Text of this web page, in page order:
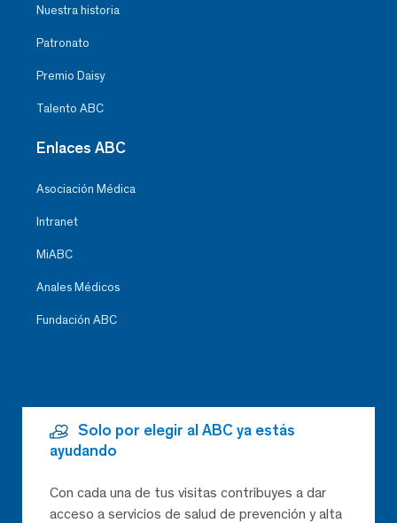
Nuestra historia
Patronato
Premio Daisy
Talento ABC
Enlaces ABC
Asociación Médica
Intranet
MiABC
Anales Médicos
Fundación ABC
Solo por elegir al ABC ya estás
ayudando
Con cada una de tus visitas contribuyes a dar
acceso a servicios de salud de prevención y alta